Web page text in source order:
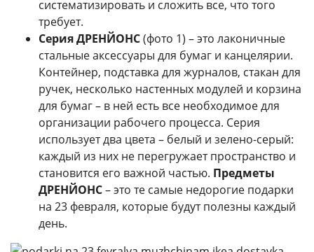
систематизировать и сложить все, что того
требует.
Серия ДРЕНЙОНС(фото 1) – это лаконичные
стальные аксессуары для бумаг и канцелярии.
Контейнер, подставка для журналов, стакан для
ручек, несколько настенных модулей и корзина
для бумаг – в ней есть все необходимое для
организации рабочего процесса. Серия
использует два цвета – белый и зелено-серый:
каждый из них не перегружает пространство и
становится его важной частью. Предметы
ДРЕНЙОНС– это те самые недорогие подарки
на 23 февраля, которые будут полезны каждый
день.